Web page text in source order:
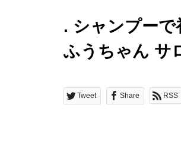
. シャンプー
ふうちゃん サ
Tweet Share RSS